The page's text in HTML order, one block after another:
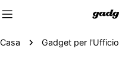
Casa Gadget per l'Ufficio